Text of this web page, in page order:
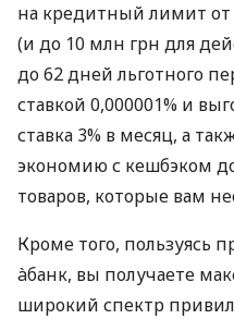
на кредитный лимит от
(и до 10 млн грн для
до 62 дней льготного
ставкой 0,000001% и
ставка 3% в месяц, а
экономию с кешбэком
товаров, которые вам
Кроме того, пользуясь
àбанк, вы получаете
широкий спектр